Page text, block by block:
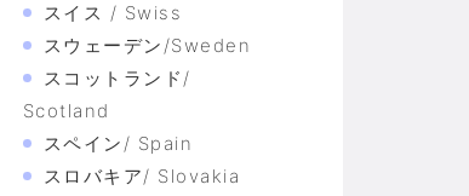
スイス / Swiss
スウェーデン/Sweden
スコットランド/
Scotland
スペイン/ Spain
スロバキア/ Slovakia